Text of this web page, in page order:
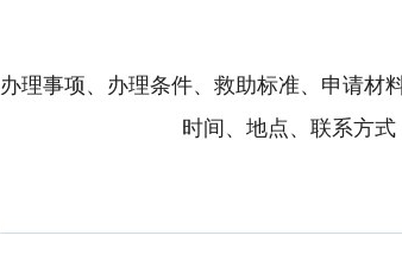
办理事项、办理条件、救助标准、申请材
时间、地点、联系方式